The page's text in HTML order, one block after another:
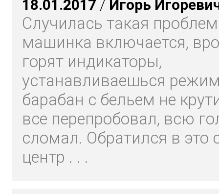
18.01.2017 / Игорь
Случилась такая
машинка включается,
горят индикаторы,
устанавливаешься
барабан с бельем не
все перепробовал, всю
сломал. Обратился в это
центр . . .